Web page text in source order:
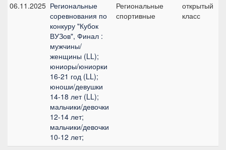
06.11.2025 Региональные
соревнования по
конкуру "Кубок
ВУЗов", Финал :
мужчины/
женщины (LL);
юниоры/юниорки
16-21 год (LL);
юноши/девушки
14-18 лет (LL);
мальчики/девочки
12-14 лет;
мальчики/девочки
10-12 лет;
Региональные
спортивные
открытый
класс